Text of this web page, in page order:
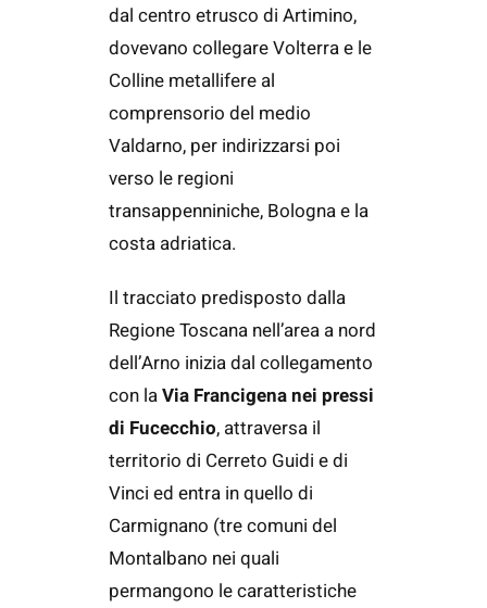
dal centro etrusco di Artimino,
dovevano collegare Volterra e le
Colline metallifere al
comprensorio del medio
Valdarno, per indirizzarsi poi
verso le regioni
transappenniniche, Bologna e la
costa adriatica.
Il tracciato predisposto dalla
Regione Toscana nell’area a nord
dell’Arno inizia dal collegamento
con laVia Francigena nei pressi
di Fucecchio, attraversa il
territorio di Cerreto Guidi e di
Vinci ed entra in quello di
Carmignano (tre comuni del
Montalbano nei quali
permangono le caratteristiche